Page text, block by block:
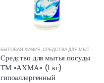
БЫТОВАЯ ХИМИЯ, СРЕДСТВА ДЛЯ МЫТЬЯ ПОСУДЫ
Средство для мытья посуды
ТМ «АХМА» (1 кг)
гипоаллергенный